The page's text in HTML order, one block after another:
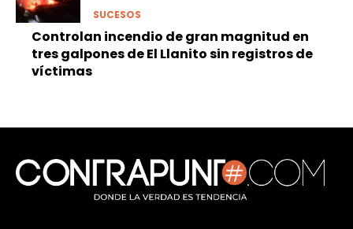
SUCESOS
Controlan incendio de gran magnitud en
tres galpones de El Llanito sin registros de
víctimas